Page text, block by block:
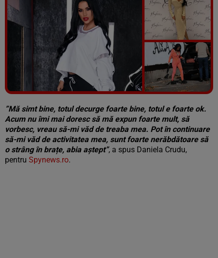
Vezi galeria foto
4 poze
”Mă simt bine, totul decurge foarte bine, totul e foarte ok.
Acum nu îmi mai doresc să mă expun foarte mult, să
vorbesc, vreau să-mi văd de treaba mea. Pot în continuare
să-mi văd de activitatea mea, sunt foarte nerăbdătoare să
o strâng în brațe, abia aștept”, a spus Daniela Crudu,
pentru Spynews.ro.